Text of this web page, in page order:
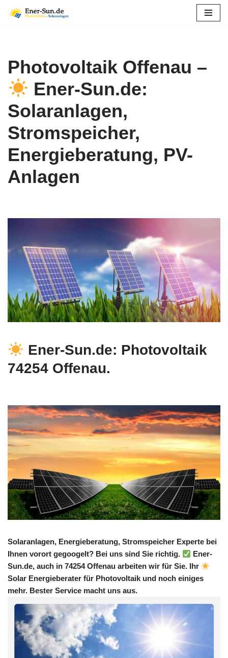
Photovoltaik Offenau –
Ener-Sun.de:
Solaranlagen,
Stromspeicher,
Energieberatung, PV-
Anlagen
Ener-Sun.de: Photovoltaik
74254 Offenau.
Solaranlagen, Energieberatung, Stromspeicher Experte bei
Ihnen vorort gegoogelt? Bei uns sind Sie richtig.
Ener-
Sun.de, auch in 74254 Offenau arbeiten wir für Sie. Ihr
Solar Energieberater für Photovoltaik und noch einiges
mehr. Bester Service macht uns aus.